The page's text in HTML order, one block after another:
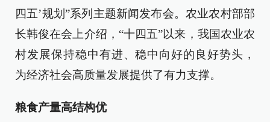
四五’规划”系列主题新闻发布会。农业农村部部
长韩俊在会上介绍，“十四五”以来，我国农业农
村发展保持稳中有进、稳中向好的良好势头，
为经济社会高质量发展提供了有力支撑。
粮食产量高结构优